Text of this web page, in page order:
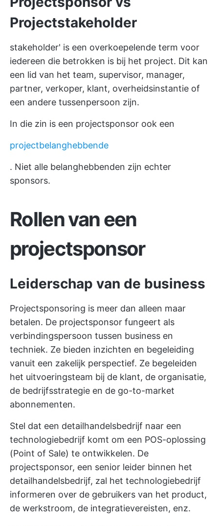
Projectstakeholder
stakeholder' is een overkoepelende term voor
iedereen die betrokken is bij het project. Dit kan
een lid van het team, supervisor, manager,
partner, verkoper, klant, overheidsinstantie of
een andere tussenpersoon zijn.
In die zin is een projectsponsor ook een
projectbelanghebbende
. Niet alle belanghebbenden zijn echter
sponsors.
Rollen van een
projectsponsor
Leiderschap van de business
Projectsponsoring is meer dan alleen maar
betalen. De projectsponsor fungeert als
verbindingspersoon tussen business en
techniek. Ze bieden inzichten en begeleiding
vanuit een zakelijk perspectief. Ze begeleiden
het uitvoeringsteam bij de klant, de organisatie,
de bedrijfsstrategie en de go-to-market
abonnementen.
Stel dat een detailhandelsbedrijf naar een
technologiebedrijf komt om een POS-oplossing
(Point of Sale) te ontwikkelen. De
projectsponsor, een senior leider binnen het
detailhandelsbedrijf, zal het technologiebedrijf
informeren over de gebruikers van het product,
de werkstroom, de integratievereisten, enz.